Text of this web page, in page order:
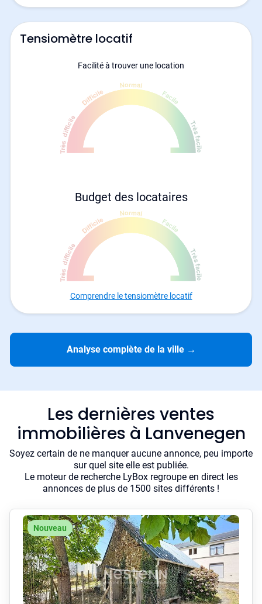
Tensiomètre locatif
Facilité à trouver une location
Budget des locataires
Comprendre le tensiomètre locatif
Analyse complète de la ville →
Les dernières ventes
immobilières à Lanvenegen
Soyez certain de ne manquer aucune annonce, peu importe
sur quel site elle est publiée.
Le moteur de recherche LyBox regroupe en direct les
annonces de plus de 1500 sites différents !
Nouveau